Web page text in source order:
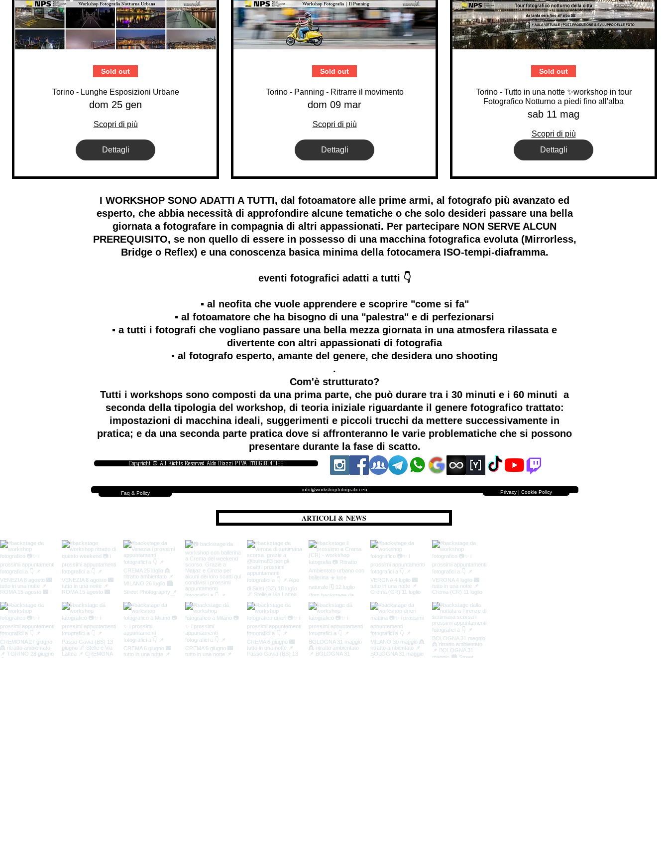
Sold out
Torino - Lunghe Esposizioni Urbane
dom 25 gen
Scopri di più
Dettagli
Sold out
Torino - Panning - Ritrarre il movimento
dom 09 mar
Scopri di più
Dettagli
Sold out
Torino - Tutto in una notte ✨workshop in tour
Fotografico Notturno a piedi fino all'alba
sab 11 mag
Scopri di più
Dettagli
I WORKSHOP SONO ADATTI A TUTTI, dal fotoamatore alle prime armi, al fotografo più avanzato ed
esperto, che abbia necessità di approfondire alcune tematiche o che solo desideri passare una bella
giornata a fotografare in compagnia di altri appassionati. Per partecipare NON SERVE ALCUN
PREREQUISITO, se non quello di essere in possesso di una macchina fotografica evoluta (Mirrorless,
Bridge o Reflex) e una conoscenza basica minima della fotocamera ISO-tempi-diaframma.
eventi fotografici adatti a tutti 👇
▪️ al neofita che vuole apprendere e scoprire "come si fa"
▪️ al fotoamatore che ha bisogno di una "palestra" e di perfezionarsi
▪️ a tutti i fotografi che vogliano passare una bella mezza giornata in una atmosfera rilassata e
divertente con altri appassionati di fotografia
▪️ al fotografo esperto, amante del genere, che desidera uno shooting
.
Com'è strutturato?
Tutti i workshops sono composti da una prima parte, che può durare tra i 30 minuti e i 60 minuti a
seconda della tipologia del workshop, di teoria iniziale riguardante il genere fotografico trattato:
impostazioni di macchina ideali, suggerimenti e piccoli trucchi da mettere successivamente in
pratica; e da una seconda parte pratica dove si affronteranno le varie problematiche che si possono
presentare durante la fase di scatto.
info@workshopfotografici.eu Privacy | Cookie Policy
Faq & Policy
Copyright © All Rights Reserved Aldo Diazzi P.IVA IT01618140196
ARTICOLI & NEWS